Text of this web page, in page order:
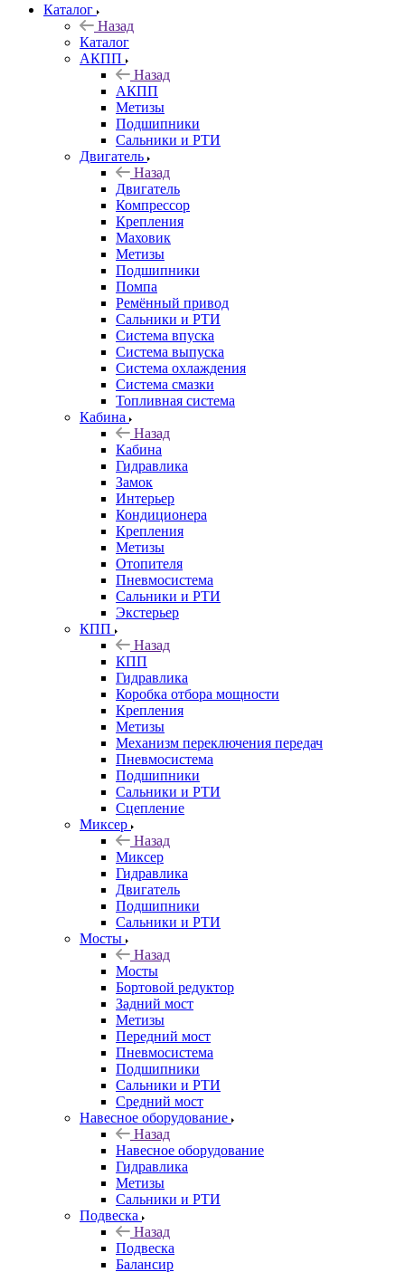
Каталог
Назад
Каталог
АКПП
Назад
АКПП
Метизы
Подшипники
Сальники и РТИ
Двигатель
Назад
Двигатель
Компрессор
Крепления
Маховик
Метизы
Подшипники
Помпа
Ремённый привод
Сальники и РТИ
Система впуска
Система выпуска
Система охлаждения
Система смазки
Топливная система
Кабина
Назад
Кабина
Гидравлика
Замок
Интерьер
Кондиционера
Крепления
Метизы
Отопителя
Пневмосистема
Сальники и РТИ
Экстерьер
КПП
Назад
КПП
Гидравлика
Коробка отбора мощности
Крепления
Метизы
Механизм переключения передач
Пневмосистема
Подшипники
Сальники и РТИ
Сцепление
Миксер
Назад
Миксер
Гидравлика
Двигатель
Подшипники
Сальники и РТИ
Мосты
Назад
Мосты
Бортовой редуктор
Задний мост
Метизы
Передний мост
Пневмосистема
Подшипники
Сальники и РТИ
Средний мост
Навесное оборудование
Назад
Навесное оборудование
Гидравлика
Метизы
Сальники и РТИ
Подвеска
Назад
Подвеска
Балансир